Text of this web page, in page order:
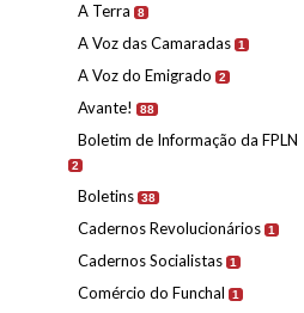
A Terra 8
A Voz das Camaradas 1
A Voz do Emigrado 2
Avante! 88
Boletim de Informação da FPLN
2
Boletins 38
Cadernos Revolucionários 1
Cadernos Socialistas 1
Comércio do Funchal 1